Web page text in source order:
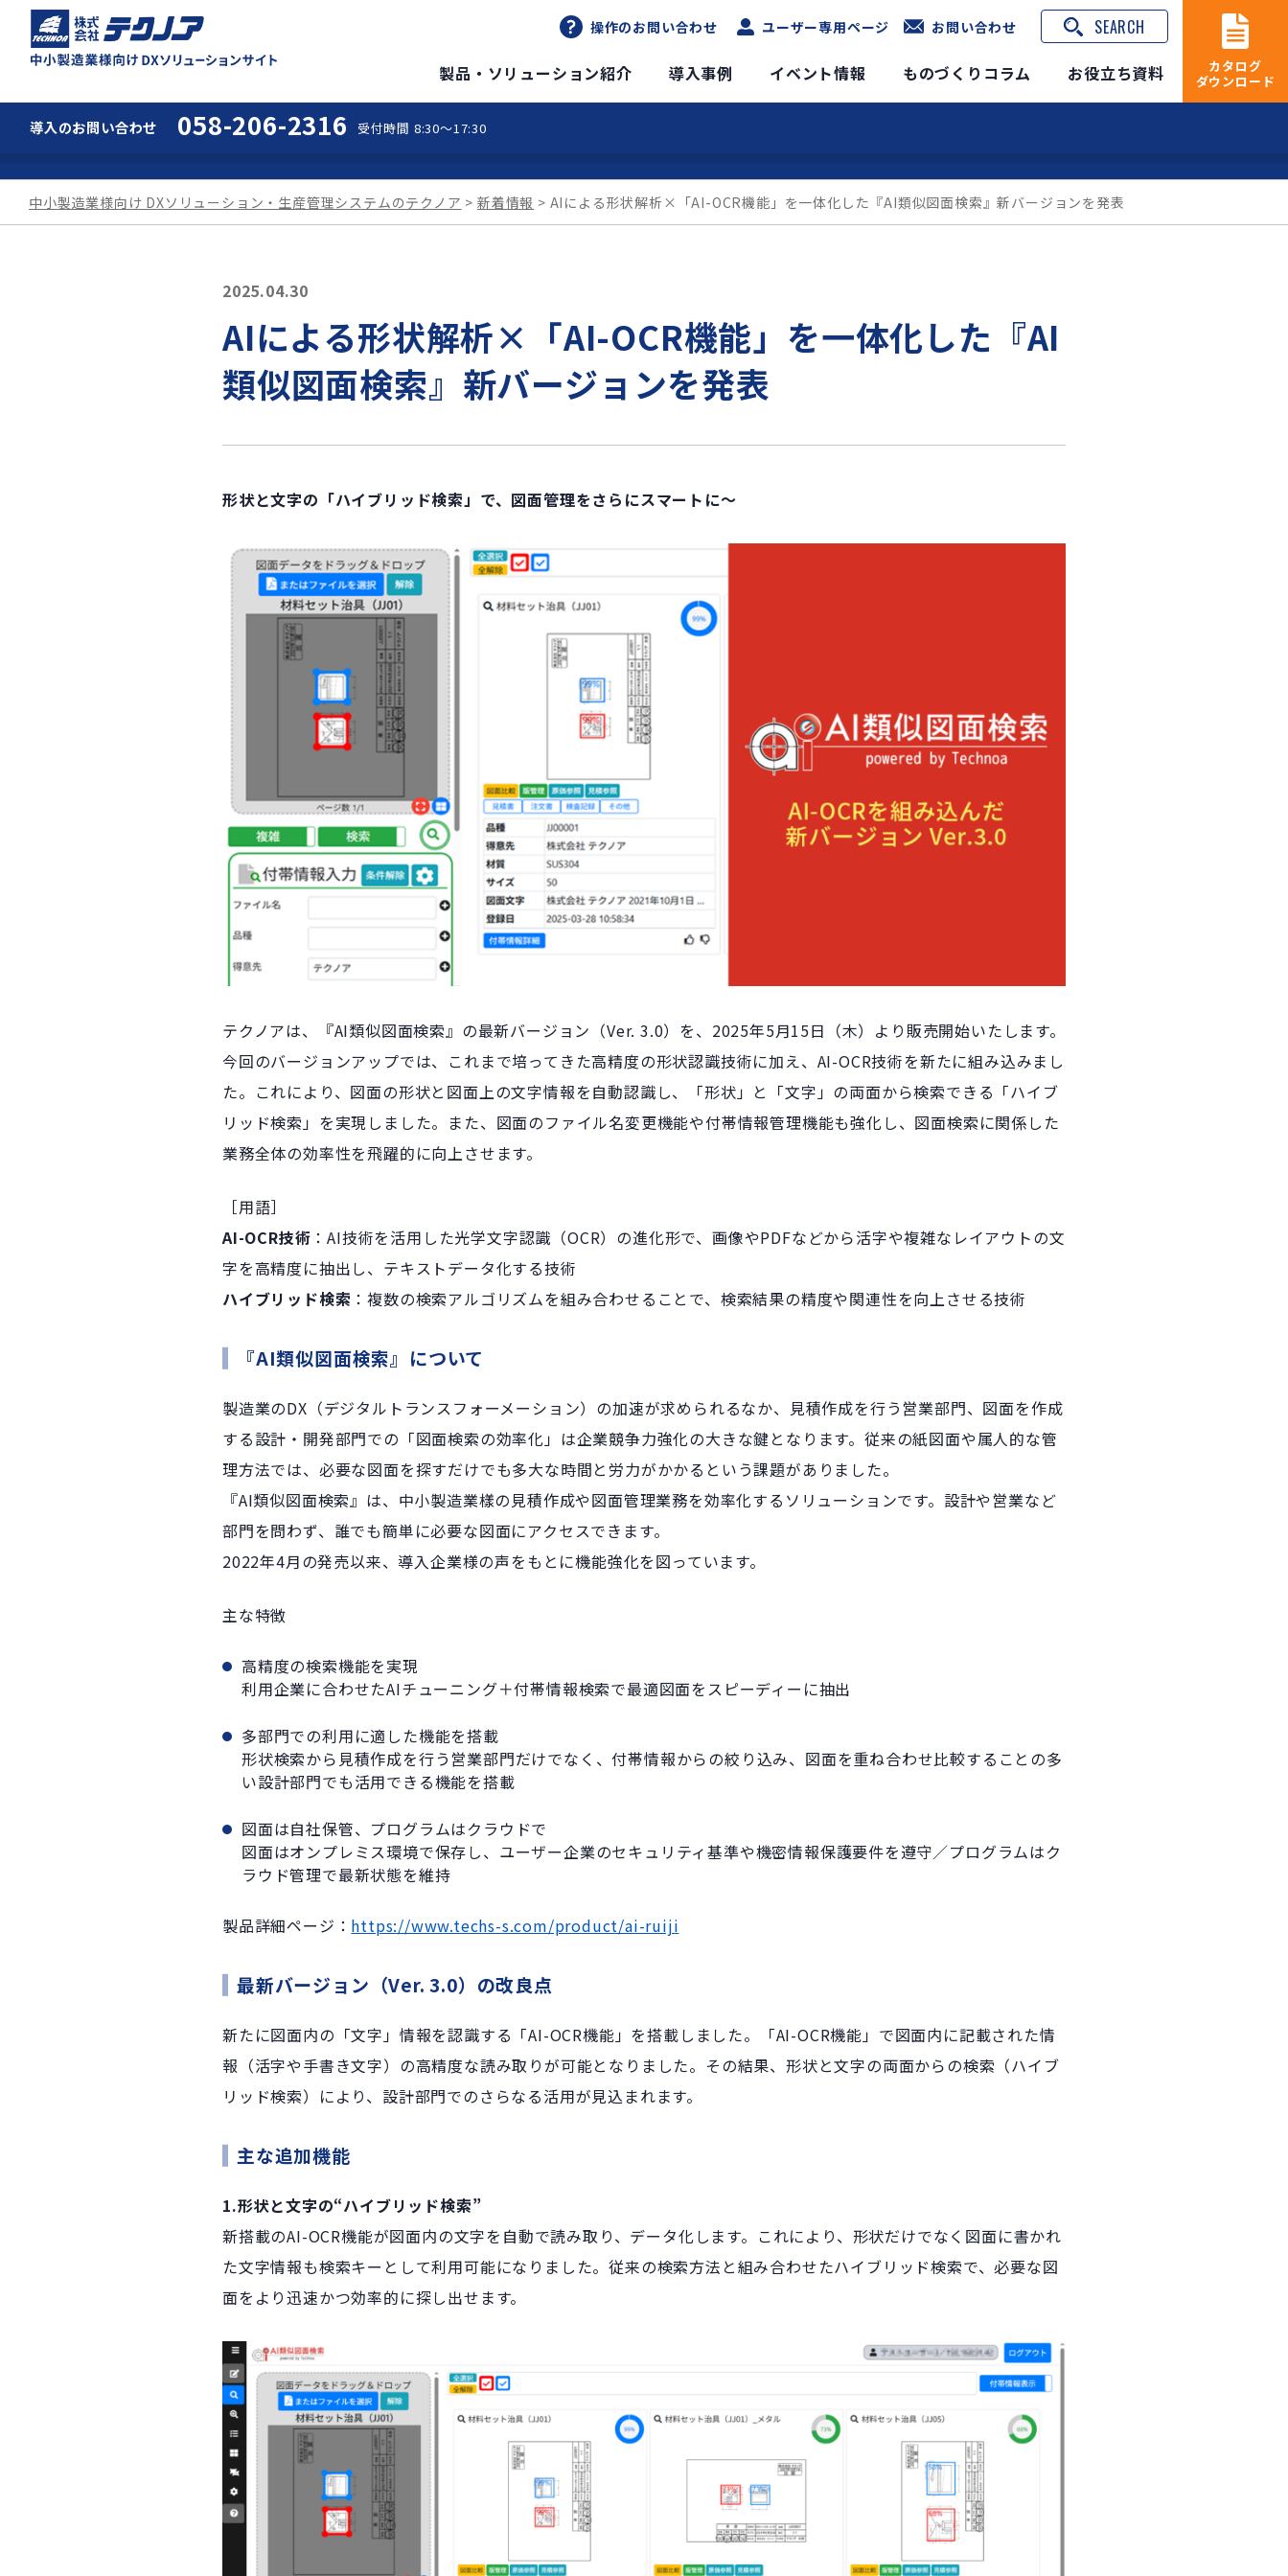
中小製造業様向け DXソリューションサイト
導入のお問い合わせ 058-206-2316 受付時間 8:30～17:30
操作のお問い合わせ ユーザー専用ページ お問い合わせ SEARCH
製品・ソリューション紹介 導入事例 イベント情報 ものづくりコラム お役立ち資料
カタログ
ダウンロード
中小製造業様向け DXソリューション・生産管理システムのテクノア 新着情報 AIによる形状解析×「AI-OCR機能」を一体化した『AI類似図面検索』新バージョンを発表
2025.04.30
AIによる形状解析×「AI-OCR機能」を一体化した『AI
類似図面検索』新バージョンを発表
形状と文字の「ハイブリッド検索」で、図面管理をさらにスマートに～
テクノアは、『AI類似図面検索』の最新バージョン（Ver. 3.0）を、2025年5月15日（木）より販売開始いたします。
今回のバージョンアップでは、これまで培ってきた高精度の形状認識技術に加え、AI-OCR技術を新たに組み込みまし
た。これにより、図面の形状と図面上の文字情報を自動認識し、「形状」と「文字」の両面から検索できる「ハイブ
リッド検索」を実現しました。また、図面のファイル名変更機能や付帯情報管理機能も強化し、図面検索に関係した
業務全体の効率性を飛躍的に向上させます。
［用語］
AI-OCR技術 ：AI技術を活用した光学文字認識（OCR）の進化形で、画像やPDFなどから活字や複雑なレイアウトの文
字を高精度に抽出し、テキストデータ化する技術
ハイブリッド検索 ：複数の検索アルゴリズムを組み合わせることで、検索結果の精度や関連性を向上させる技術
『AI類似図面検索』について
製造業のDX（デジタルトランスフォーメーション）の加速が求められるなか、見積作成を行う営業部門、図面を作成
する設計・開発部門での「図面検索の効率化」は企業競争力強化の大きな鍵となります。従来の紙図面や属人的な管
理方法では、必要な図面を探すだけでも多大な時間と労力がかかるという課題がありました。
『AI類似図面検索』は、中小製造業樣の見積作成や図面管理業務を効率化するソリューションです。設計や営業など
部門を問わず、誰でも簡単に必要な図面にアクセスできます。
2022年4月の発売以来、導入企業様の声をもとに機能強化を図っています。
主な特徴
高精度の検索機能を実現
利用企業に合わせたAIチューニング＋付帯情報検索で最適図面をスピーディーに抽出
多部門での利用に適した機能を搭載
形状検索から見積作成を行う営業部門だけでなく、付帯情報からの絞り込み、図面を重ね合わせ比較することの多
い設計部門でも活用できる機能を搭載
図面は自社保管、プログラムはクラウドで
図面はオンプレミス環境で保存し、ユーザー企業のセキュリティ基準や機密情報保護要件を遵守／プログラムはク
ラウド管理で最新状態を維持
製品詳細ページ： https://www.techs-s.com/product/ai-ruiji
最新バージョン（Ver. 3.0）の改良点
新たに図面内の「文字」情報を認識する「AI-OCR機能」を搭載しました。「AI-OCR機能」で図面内に記載された情
報（活字や手書き文字）の高精度な読み取りが可能となりました。その結果、形状と文字の両面からの検索（ハイブ
リッド検索）により、設計部門でのさらなる活用が見込まれます。
主な追加機能
1.形状と文字の“ハイブリッド検索”
新搭載のAI-OCR機能が図面内の文字を自動で読み取り、データ化します。これにより、形状だけでなく図面に書かれ
た文字情報も検索キーとして利用可能になりました。従来の検索方法と組み合わせたハイブリッド検索で、必要な図
面をより迅速かつ効率的に探し出せます。